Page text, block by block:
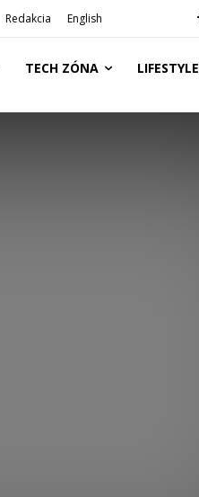
Redakcia English
TECH ZÓNA LIFESTYLE